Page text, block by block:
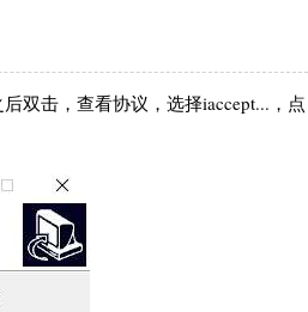
双击，查看协议，选择iaccept...，点